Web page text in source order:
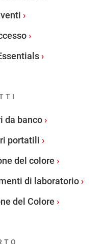
da banco
portatili
del colore
di laboratorio
del Colore